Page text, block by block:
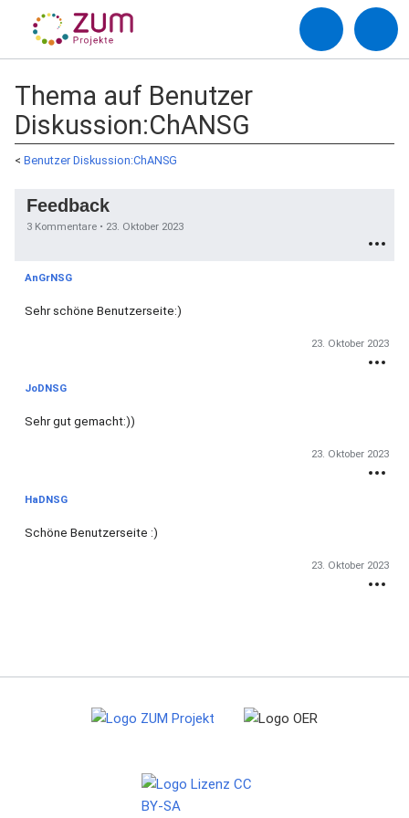
Thema auf Benutzer
Diskussion:ChANSG
< Benutzer Diskussion:ChANSG
Feedback
3 Kommentare • 23. Oktober 2023
AnGrNSG
Sehr schöne Benutzerseite:)
23. Oktober 2023
JoDNSG
Sehr gut gemacht:))
23. Oktober 2023
HaDNSG
Schöne Benutzerseite :)
23. Oktober 2023